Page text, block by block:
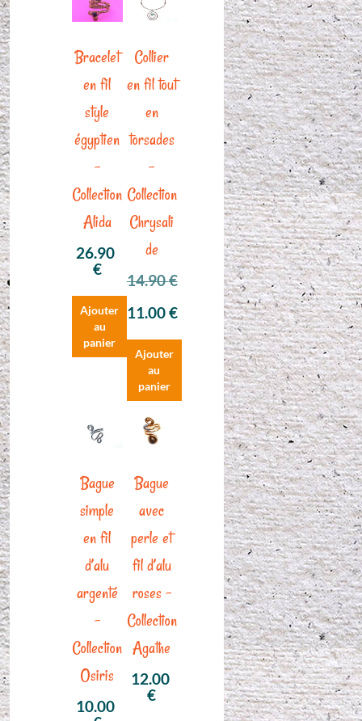
Bracelet
en fil
style
égyptien
–
Collection
Alida
26.90
€
Ajouter
au
panier
Collier
en fil tout
en
torsades
–
Collection
Chrysali
de
14.90€
Le
initial
était :
14.90 €.
11.00€
prix
actuel
est :
11.00 €.
Ajouter
au
panier
Bague
simple
en fil
d’alu
argenté
–
Collection
Osiris
10.00
Bague
avec
perle et
fil d’alu
roses –
Collection
Agathe
12.00
€